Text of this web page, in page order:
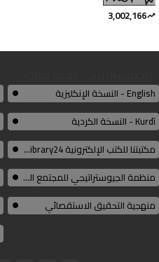
3,002,166
English - النسخة الإنكليزية
Kurdî - النسخة الكردية
مكتبتنا للكتب الإلكترونية Thelibrary24
منظمة الجيوستراتيجي للمجتمع المدني الكوردي
منهجية التحقيق الاستقصائي